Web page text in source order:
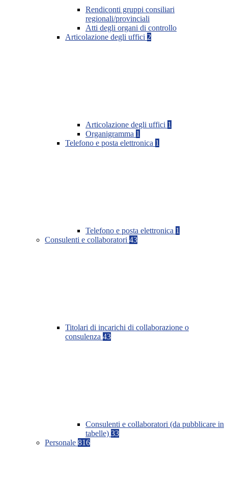
Rendiconti gruppi consiliari
regionali/provinciali
Atti degli organi di controllo
Articolazione degli uffici 2
Articolazione degli uffici 1
Organigramma 1
Telefono e posta elettronica 1
Telefono e posta elettronica 1
Consulenti e collaboratori 43
Titolari di incarichi di collaborazione o
consulenza 43
Consulenti e collaboratori (da pubblicare in
tabelle) 33
Personale 816